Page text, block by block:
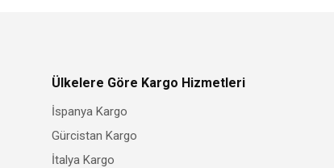
Ülkelere Göre Kargo Hizmetleri
İspanya Kargo
Gürcistan Kargo
İtalya Kargo